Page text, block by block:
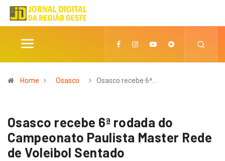
Home Osasco Osasco recebe 6ª…
Osasco recebe 6ª rodada do
Campeonato Paulista Master Rede
de Voleibol Sentado